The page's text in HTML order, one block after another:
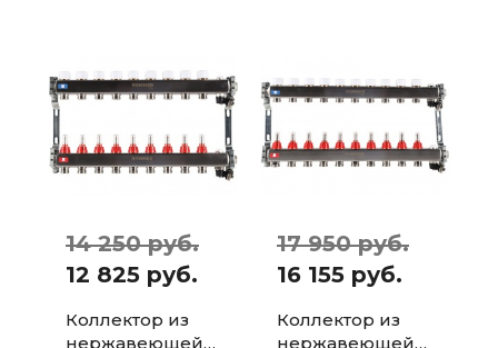
клапаном вып.
воздух...
воздух...
14 250 руб.
12 825 руб.
Коллектор из
нержавеющей
17 950 руб.
16 155 руб.
Коллектор из
нержавеющей